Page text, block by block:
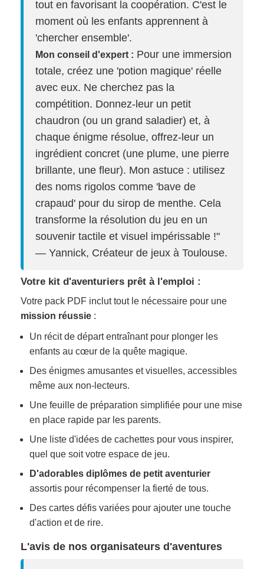
tout en favorisant la coopération. C'est le
moment où les enfants apprennent à
'chercher ensemble'.
Mon conseil d'expert : Pour une immersion
totale, créez une 'potion magique' réelle
avec eux. Ne cherchez pas la
compétition. Donnez-leur un petit
chaudron (ou un grand saladier) et, à
chaque énigme résolue, offrez-leur un
ingrédient concret (une plume, une pierre
brillante, une fleur). Mon astuce : utilisez
des noms rigolos comme 'bave de
crapaud' pour du sirop de menthe. Cela
transforme la résolution du jeu en un
souvenir tactile et visuel impérissable !"
— Yannick, Créateur de jeux à Toulouse.
Votre kit d'aventuriers prêt à l'emploi :
Votre pack PDF inclut tout le nécessaire pour une
mission réussie :
Un récit de départ entraînant pour plonger les
enfants au cœur de la quête magique.
Des énigmes amusantes et visuelles, accessibles
même aux non-lecteurs.
Une feuille de préparation simplifiée pour une mise
en place rapide par les parents.
Une liste d'idées de cachettes pour vous inspirer,
quel que soit votre espace de jeu.
D'adorables diplômes de petit aventurier
assortis pour récompenser la fierté de tous.
Des cartes défis variées pour ajouter une touche
d'action et de rire.
L'avis de nos organisateurs d'aventures